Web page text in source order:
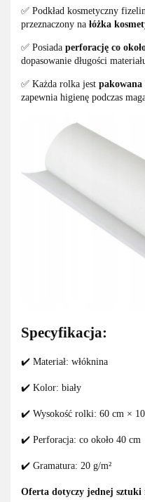
✅ Podkład kosmetyczny
przeznaczony na łóżka
✅ Posiada perforację co
dopasowanie długości
✅ Każda rolka jest
zapewnia higienę podczas
Specyfikacja:
✔️ Materiał: włóknina
✔️ Kolor: biały
✔️ Wysokość rolki: 60 cm ×
✔️ Perforacja: co około 40 cm
✔️ Gramatura: 20 g/m²
Oferta dotyczy jednej